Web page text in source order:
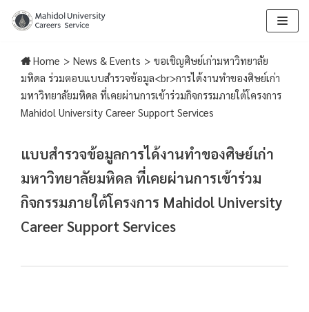
to
content
Home > News & Events > ขอเชิญศิษย์เก่ามหาวิทยาลัย
มหิดล ร่วมตอบแบบสำรวจข้อมูล<br>การได้งานทำของศิษย์เก่า
มหาวิทยาลัยมหิดล ที่เคยผ่านการเข้าร่วมกิจกรรมภายใต้โครงการ
Mahidol University Career Support Services
แบบสำรวจข้อมูลการได้งานทำของศิษย์เก่า
มหาวิทยาลัยมหิดล ที่เคยผ่านการเข้าร่วม
กิจกรรมภายใต้โครงการ Mahidol University
Career Support Services